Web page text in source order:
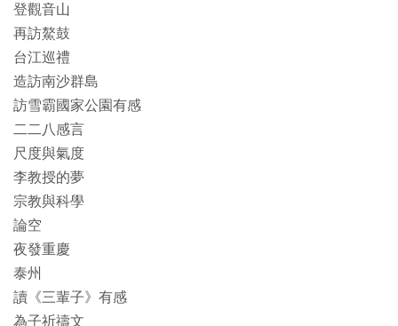
登觀音山
再訪鰲鼓
台江巡禮
造訪南沙群島
訪雪霸國家公園有感
二二八感言
尺度與氣度
李教授的夢
宗教與科學
論空
夜發重慶
泰州
讀《三輩子》有感
為子祈禱文